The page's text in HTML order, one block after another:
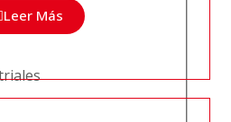
Leer Más